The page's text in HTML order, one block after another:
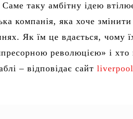
таку амбітну ідею
компанія, яка хоче змінити
Як їм це вдається, чому
революцією» і хто
– відповідає сайт